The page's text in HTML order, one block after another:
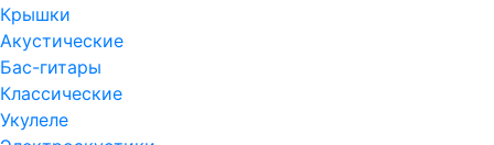
Крышки
Акустические
Бас-гитары
Классические
Укулеле